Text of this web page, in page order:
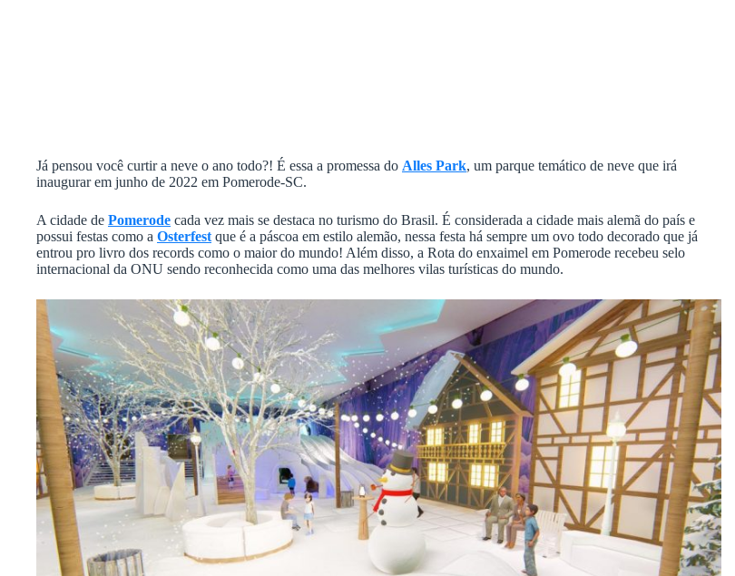
Já pensou você curtir a neve o ano todo?! É essa a promessa do Alles Park, um parque temático de neve que irá
inaugurar em junho de 2022 em Pomerode-SC.
A cidade de Pomerode cada vez mais se destaca no turismo do Brasil. É considerada a cidade mais alemã do país e
possui festas como a Osterfest que é a páscoa em estilo alemão, nessa festa há sempre um ovo todo decorado que já
entrou pro livro dos records como o maior do mundo! Além disso, a Rota do enxaimel em Pomerode recebeu selo
internacional da ONU sendo reconhecida como uma das melhores vilas turísticas do mundo.